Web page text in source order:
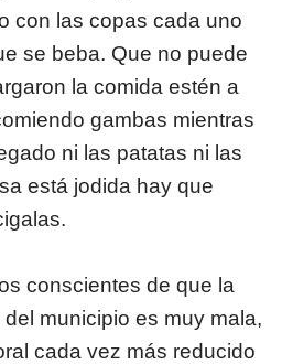
con las copas cada uno
se beba. Que no puede
la comida estén a
gambas mientras
ni las patatas ni las
está jodida hay que
conscientes de que la
municipio es muy mala,
cada vez más reducido